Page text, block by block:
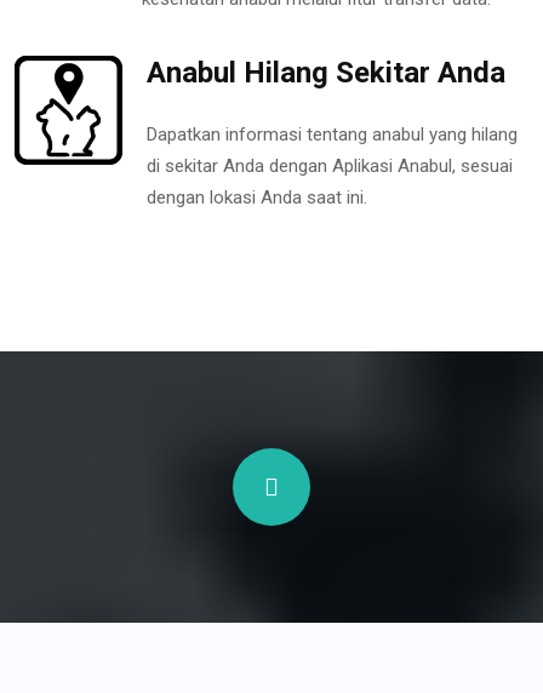
Anabul Hilang Sekitar Anda
Dapatkan informasi tentang anabul yang hilang
di sekitar Anda dengan Aplikasi Anabul, sesuai
dengan lokasi Anda saat ini.